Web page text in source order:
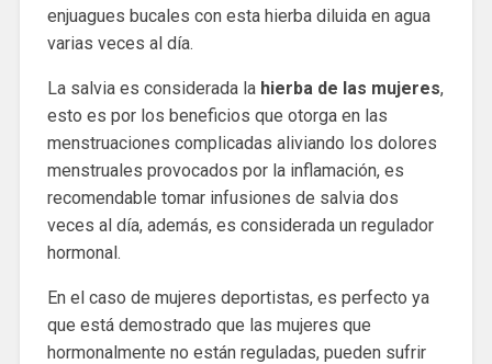
enjuagues bucales con esta hierba diluida en agua
varias veces al día.
La salvia es considerada la hierba de las mujeres,
esto es por los beneficios que otorga en las
menstruaciones complicadas aliviando los dolores
menstruales provocados por la inflamación, es
recomendable tomar infusiones de salvia dos
veces al día, además, es considerada un regulador
hormonal.
En el caso de mujeres deportistas, es perfecto ya
que está demostrado que las mujeres que
hormonalmente no están reguladas, pueden sufrir